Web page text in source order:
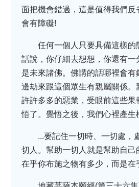
面把機會錯過，這是值得我們
會有障礙!
任何一個人只要具備這樣
話說，你仔細去想想，你還有
是未來諸佛。佛講的話哪裡會
邊劫來跟這個眾生有親屬關係
許許多多的惡業，受眼前這些
悟了。覺悟之後，我們心裡產生
...要記住一切時、一切處，
切人。幫助一切人就是幫助自
在乎你布施之物有多少，而是在